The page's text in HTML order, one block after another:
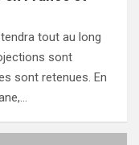
tout au long
sont
sont retenues. En